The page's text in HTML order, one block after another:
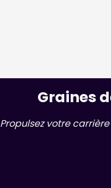
Graines
Propulsez votre